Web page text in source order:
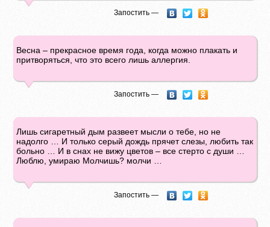
Запостить —
Весна – прекрасное время года, когда можно плакать и
притворяться, что это всего лишь аллергия.
Запостить —
Лишь сигаретный дым развеет мысли о тебе, но не
надолго … И только серый дождь прячет слезы, любить так
больно … И в снах не вижу цветов – все стерто с души …
Люблю, умираю Молчишь? молчи …
Запостить —